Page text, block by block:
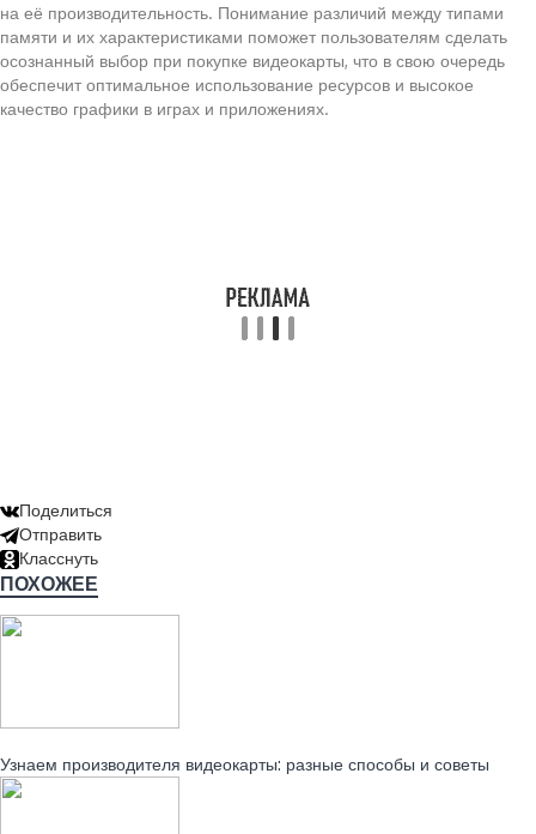
на её производительность. Понимание различий между типами
памяти и их характеристиками поможет пользователям сделать
осознанный выбор при покупке видеокарты, что в свою очередь
обеспечит оптимальное использование ресурсов и высокое
качество графики в играх и приложениях.
Поделиться
Отправить
Класснуть
ПОХОЖЕЕ
Узнаем производителя видеокарты: разные способы и советы